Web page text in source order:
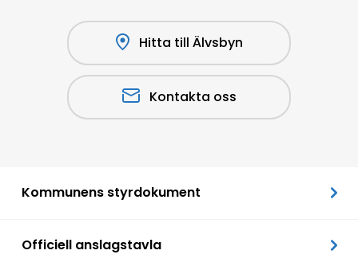
Hitta till Älvsbyn
Kontakta oss
Kommunens styrdokument
Officiell anslagstavla